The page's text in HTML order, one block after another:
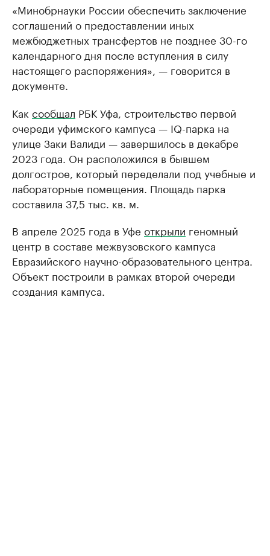
«Минобрнауки России обеспечить заключение
соглашений о предоставлении иных
межбюджетных трансфертов не позднее 30-го
календарного дня после вступления в силу
настоящего распоряжения», — говорится в
документе.
Как сообщал РБК Уфа, строительство первой
очереди уфимского кампуса — IQ-парка на
улице Заки Валиди — завершилось в декабре
2023 года. Он расположился в бывшем
долгострое, который переделали под учебные и
лабораторные помещения. Площадь парка
составила 37,5 тыс. кв. м.
В апреле 2025 года в Уфе открыли геномный
центр в составе межвузовского кампуса
Евразийского научно-образовательного центра.
Объект построили в рамках второй очереди
создания кампуса.